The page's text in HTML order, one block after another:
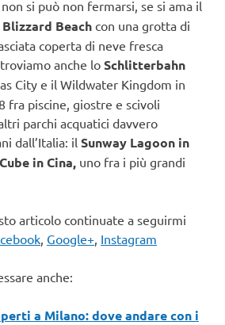
non si può non fermarsi, se si ama il
Blizzard Beachcon una grotta di
coperta di neve fresca
troviamo anche lo Schlitterbahn
City e il Wildwater Kingdom in
fra piscine, giostre e scivoli
parchi acquatici davvero
dall’Italia: il Sunway Lagoon in
in Cina, uno fra i più grandi
articolo continuate a seguirmi
, Google+, Instagram
anche:
a Milano: dove andare con i